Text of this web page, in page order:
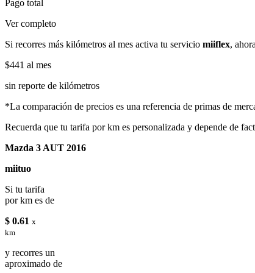
Pago total
Ver completo
Si recorres más kilómetros al mes activa tu servicio miiflex,
$441 al mes
sin reporte de kilómetros
*La comparación de precios es una referencia de primas de
Recuerda que tu tarifa por km es personalizada y depende de
Mazda 3 AUT 2016
miituo
Si tu tarifa
por km es de
$ 0.61 x
km
y recorres un
aproximado de